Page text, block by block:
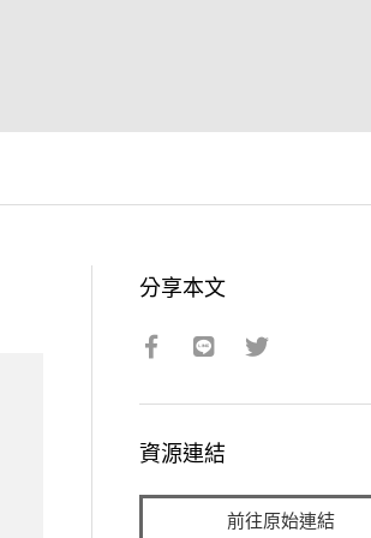
分享本文
資源連結
前往原始連結